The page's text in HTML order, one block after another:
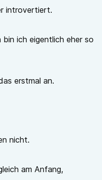
introvertiert.
ich eigentlich eher so
erstmal an.
nicht.
am Anfang,